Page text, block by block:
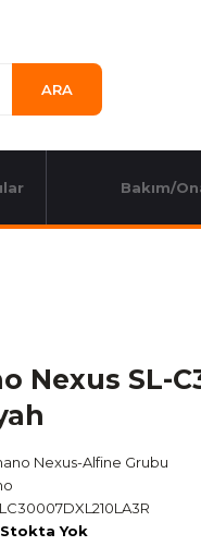
ARA
Bakım/
Nexus SL-
Nexus-Alfine Grubu
Stokta Yok